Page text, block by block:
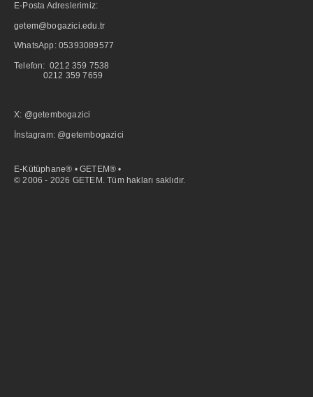
E-Posta Adreslerimiz:
getem@bogazici.edu.tr
WhatsApp: 05393089577
Telefon: 0212 359 7538
0212 359 7659
X: @getembogazici
İnstagram: @getembogazici
E-Kütüphane® • GETEM® •
© 2006 - 2026 GETEM. Tüm hakları saklıdır.